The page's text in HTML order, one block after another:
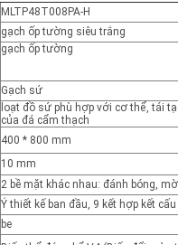
MLTP48T008PA-H
gạch ốp tường siêu trắng
gạch ốp tường
Gạch sứ
loạt đồ sứ phù hợp với cơ thể, tái
của đá cẩm thạch
400 * 800 mm
10 mm
2 bề mặt khác nhau: đánh bóng, mờ
Ý thiết kế ban đầu, 9 kết hợp kết
be